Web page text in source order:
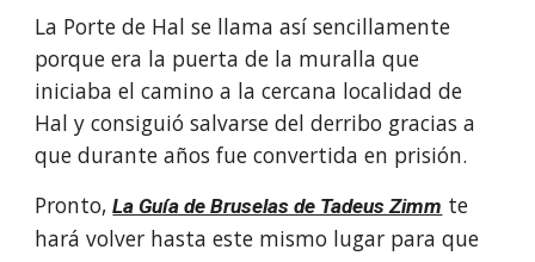
La Porte de Hal se llama así sencillamente
porque era la puerta de la muralla que
iniciaba el camino a la cercana localidad de
Hal y consiguió salvarse del derribo gracias a
que durante años fue convertida en prisión.
Pronto, La Guía de Bruselas de Tadeus Zimm te
hará volver hasta este mismo lugar para que